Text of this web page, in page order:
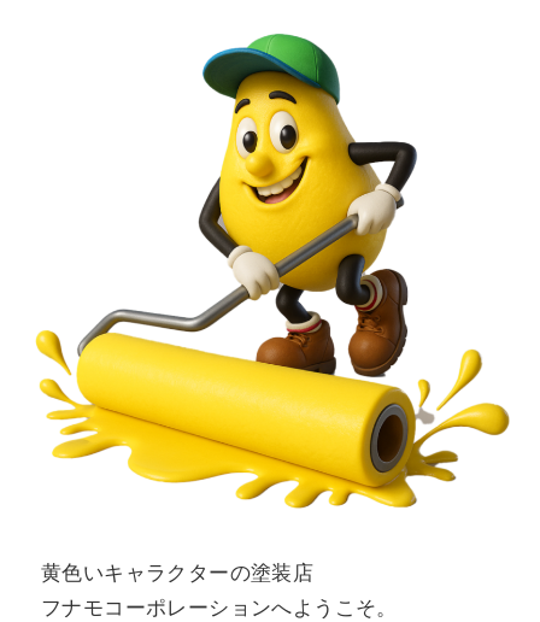
黄色いキャラクターの塗装店
フナモコーポレーションへようこそ。